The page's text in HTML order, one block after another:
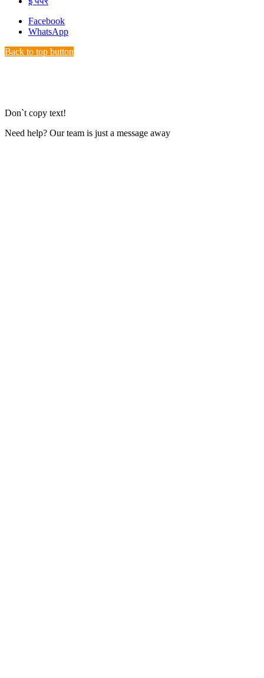
Facebook
WhatsApp
Back to top button
Don`t copy text!
Need help? Our team is just a message away